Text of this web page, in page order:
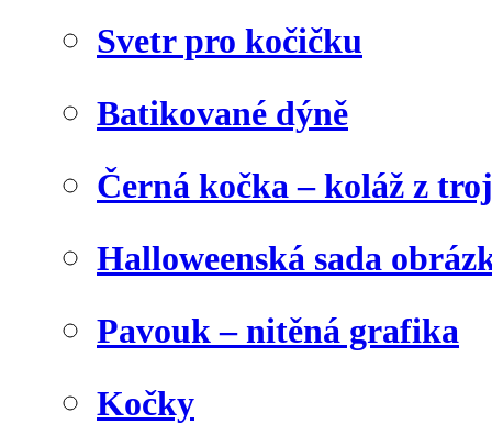
Svetr pro kočičku
Batikované dýně
Černá kočka – koláž z
Halloweenská sada
Pavouk – nitěná grafika
Kočky